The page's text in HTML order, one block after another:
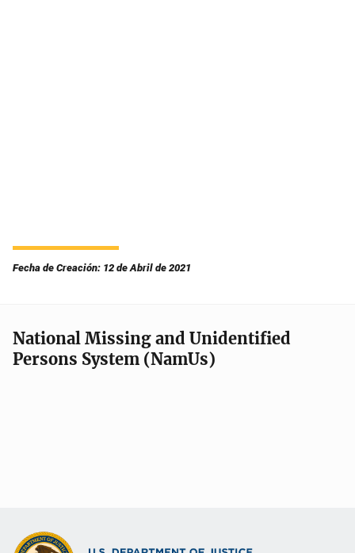
Fecha de Creación: 12 de Abril de 2021
National Missing and Unidentified
Persons System (NamUs)